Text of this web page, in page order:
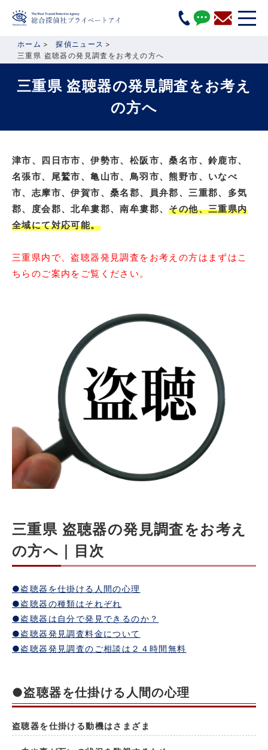
ホーム
探偵ニュース
三重県 盗聴器の発見調査をお考えの方へ
三重県 盗聴器の発見調査をお考え
の方へ
津市、四日市市、伊勢市、松阪市、桑名市、鈴鹿市、
名張市、尾鷲市、亀山市、鳥羽市、熊野市、いなべ
市、志摩市、伊賀市、桑名郡、員弁郡、三重郡、多気
郡、度会郡、北牟婁郡、南牟婁郡、その他、三重県内
全域にて対応可能。
三重県内で、盗聴器発見調査をお考えの方はまずはこ
ちらのご案内をご覧ください。
三重県 盗聴器の発見調査をお考え
の方へ｜目次
●盗聴器を仕掛ける人間の心理
●盗聴器の種類はそれぞれ
●盗聴器は自分で発見できるのか？
●盗聴器発見調査料金について
●盗聴器発見調査のご相談は２４時間無料
●盗聴器を仕掛ける人間の心理
盗聴器を仕掛ける動機はさまざま